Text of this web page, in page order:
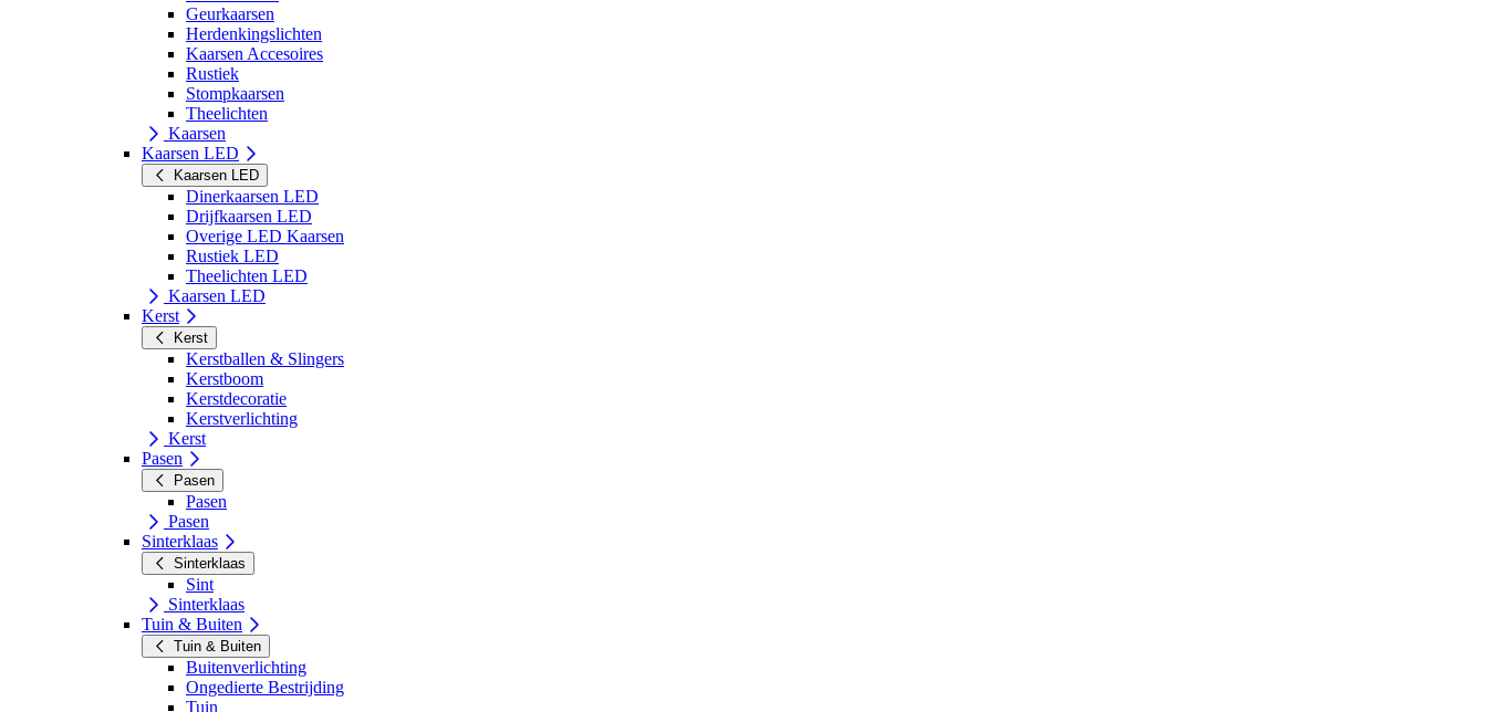
Geurkaarsen
Herdenkingslichten
Kaarsen Accesoires
Rustiek
Stompkaarsen
Theelichten
Kaarsen
Kaarsen LED
Kaarsen LED
Dinerkaarsen LED
Drijfkaarsen LED
Overige LED Kaarsen
Rustiek LED
Theelichten LED
Kaarsen LED
Kerst
Kerst
Kerstballen & Slingers
Kerstboom
Kerstdecoratie
Kerstverlichting
Kerst
Pasen
Pasen
Pasen
Pasen
Sinterklaas
Sinterklaas
Sint
Sinterklaas
Tuin & Buiten
Tuin & Buiten
Buitenverlichting
Ongedierte Bestrijding
Tuin